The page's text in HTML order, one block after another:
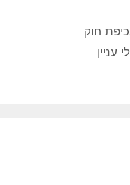
חוק
עניין